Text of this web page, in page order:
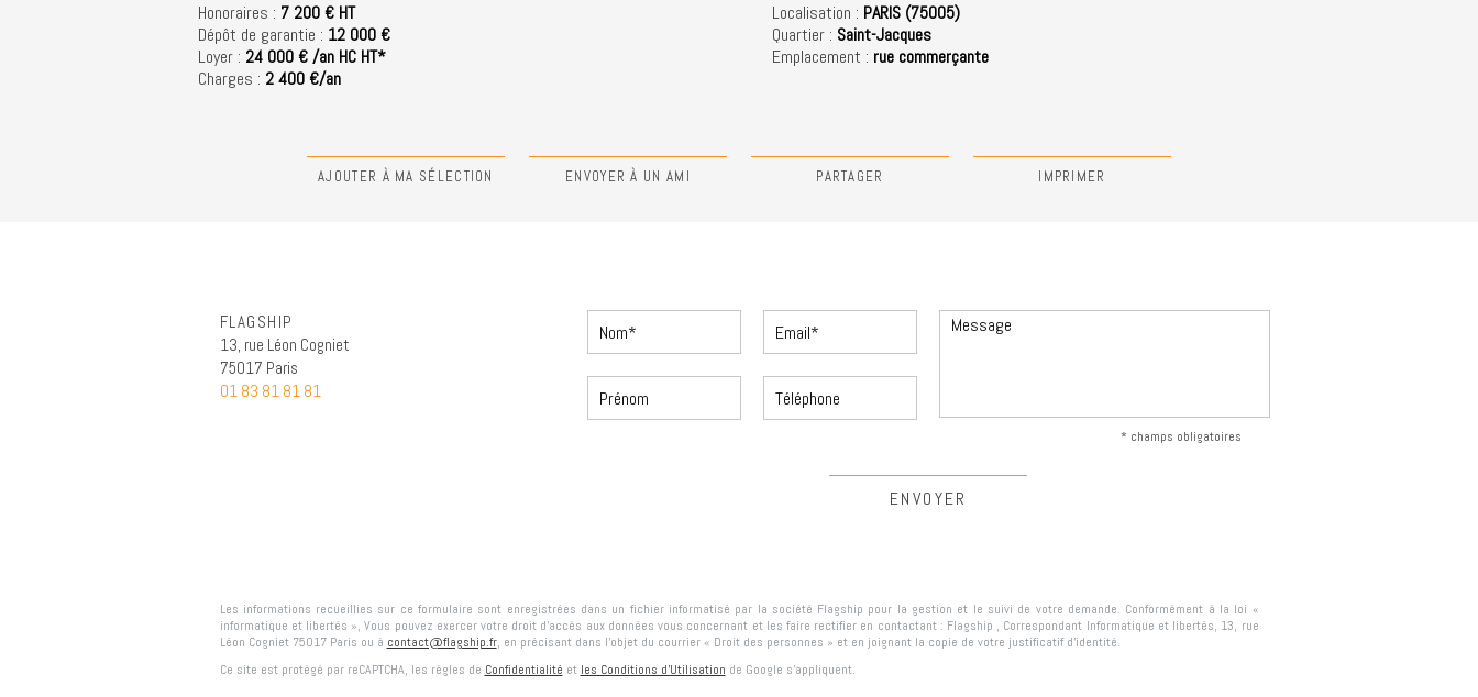
Honoraires : 7 200 € HT
Dépôt de garantie : 12 000 €
Loyer : 24 000 € /an HC HT*
Charges : 2 400 €/an
Localisation : PARIS (75005)
Quartier : Saint-Jacques
Emplacement : rue commerçante
AJOUTER À MA SÉLECTION ENVOYER À UN AMI PARTAGER IMPRIMER
FLAGSHIP
13, rue Léon Cogniet
75017 Paris
01 83 81 81 81
* champs obligatoires
Les informations recueillies sur ce formulaire sont enregistrées dans un fichier informatisé par la société Flagship pour la gestion et le suivi de votre demande. Conformément à la loi «
informatique et libertés », Vous pouvez exercer votre droit d'accès aux données vous concernant et les faire rectifier en contactant : Flagship , Correspondant Informatique et libertés, 13, rue
Léon Cogniet 75017 Paris ou à contact@flagship.fr, en précisant dans l’objet du courrier « Droit des personnes » et en joignant la copie de votre justificatif d’identité.
Ce site est protégé par reCAPTCHA, les règles de Confidentialité et les Conditions d'Utilisation de Google s'appliquent.